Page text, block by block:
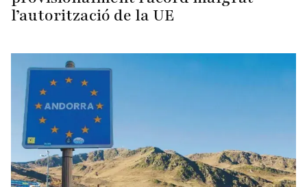
l’autorització de la UE